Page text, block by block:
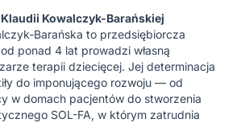
Klaudii Kowalczyk-Barańskiej
Barańska to przedsiębiorcza
ponad 4 lat prowadzi własną
terapii dziecięcej. Jej determinacja
do imponującego rozwoju — od
w domach pacjentów do stworzenia
SOL-FA, w którym zatrudnia